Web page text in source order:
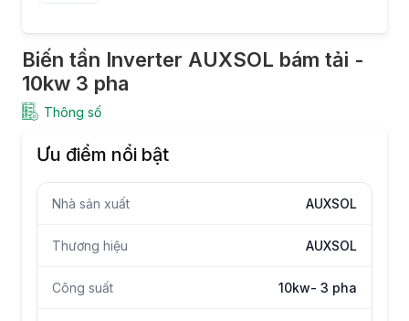
Biến tần Inverter AUXSOL bám tải -
10kw 3 pha
Thông số
Ưu điểm nổi bật
Nhà sản xuất AUXSOL
Thương hiệu AUXSOL
Công suất 10kw- 3 pha